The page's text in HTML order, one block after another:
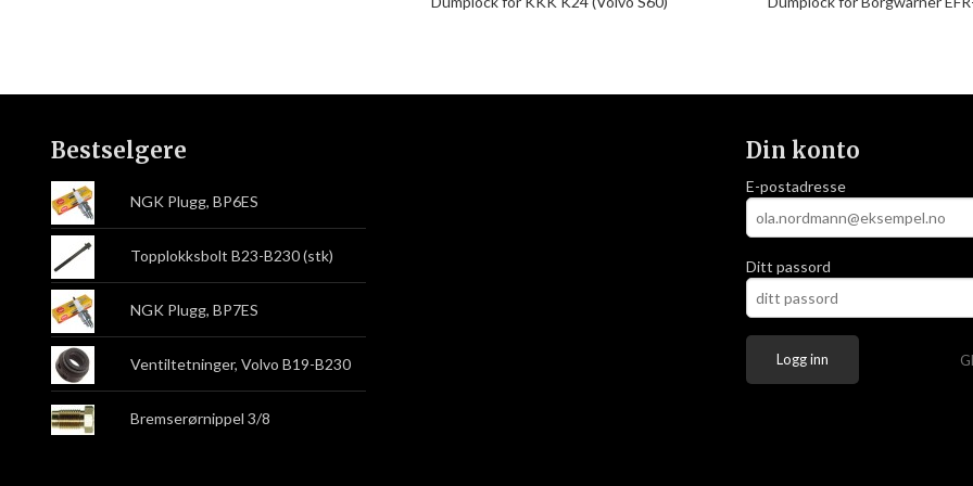
Bestselgere
NGK Plugg, BP6ES
Topplokksbolt B23-B230 (stk)
NGK Plugg, BP7ES
Ventiltetninger, Volvo B19-B230
Bremserørnippel 3/8
Din konto
E-postadresse
Ditt passord